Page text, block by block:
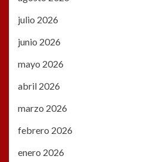
julio 2026
junio 2026
mayo 2026
abril 2026
marzo 2026
febrero 2026
enero 2026